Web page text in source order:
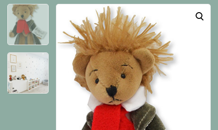
Produktgruppen
Deko
Diverses
Kosmetik
Küche
Macart
Magnete
Pins
POS
Schlüsselanhänger
Schreibwaren
Textilien